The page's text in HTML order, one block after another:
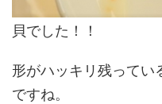
貝でした！！
形がハッキリ残ってい
ですね。